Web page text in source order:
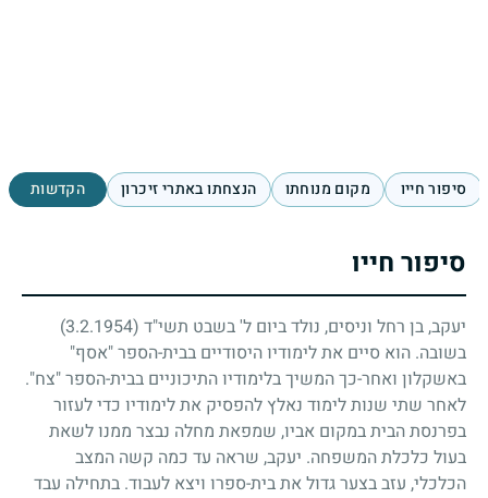
סיפור חייו מקום מנוחתו הנצחתו באתרי זיכרון הקדשות
סיפור חייו
יעקב, בן רחל וניסים, נולד ביום ל' בשבט תשי"ד (3.2.1954)
בשובה. הוא סיים את לימודיו היסודיים בבית-הספר "אסף"
באשקלון ואחר-כך המשיך בלימודיו התיכוניים בבית-הספר "צח".
לאחר שתי שנות לימוד נאלץ להפסיק את לימודיו כדי לעזור
בפרנסת הבית במקום אביו, שמפאת מחלה נבצר ממנו לשאת
בעול כלכלת המשפחה. יעקב, שראה עד כמה קשה המצב
הכלכלי, עזב בצער גדול את בית-ספרו ויצא לעבוד. בתחילה עבד